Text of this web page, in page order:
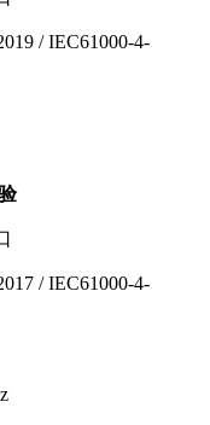
/ IEC61000-4-
/ IEC61000-4-